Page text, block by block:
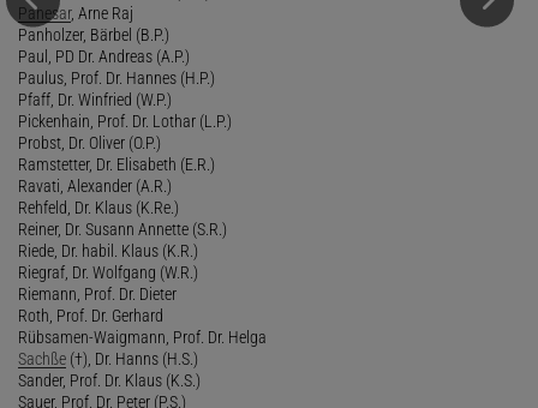
Panesar, Arne Raj
Panholzer, Bärbel (B.P.)
Paul, PD Dr. Andreas (A.P.)
Paulus, Prof. Dr. Hannes (H.P.)
Pfaff, Dr. Winfried (W.P.)
Pickenhain, Prof. Dr. Lothar (L.P.)
Probst, Dr. Oliver (O.P.)
Ramstetter, Dr. Elisabeth (E.R.)
Ravati, Alexander (A.R.)
Rehfeld, Dr. Klaus (K.Re.)
Reiner, Dr. Susann Annette (S.R.)
Riede, Dr. habil. Klaus (K.R.)
Riegraf, Dr. Wolfgang (W.R.)
Riemann, Prof. Dr. Dieter
Roth, Prof. Dr. Gerhard
Rübsamen-Waigmann, Prof. Dr. Helga
Sachße (†), Dr. Hanns (H.S.)
Sander, Prof. Dr. Klaus (K.S.)
Sauer, Prof. Dr. Peter (P.S.)